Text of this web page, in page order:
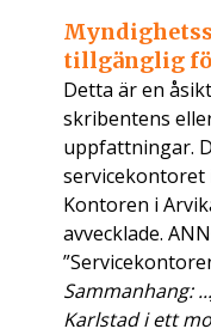
tillgänglig
Detta är en
skribentens
uppfattningar.
servicekontoret
Kontoren i
avvecklade.
Sammanhang:
Karlstad i ett